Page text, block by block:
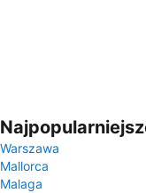
Warszawa
Mallorca
Malaga